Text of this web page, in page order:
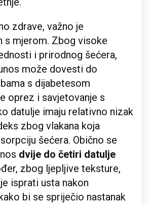
zdrave, važno je
s mjerom. Zbog visoke
i prirodnog šećera,
može dovesti do
s dijabetesom
oprez i savjetovanje s
datulje imaju relativno nizak
zbog vlakana koja
šećera. Obično se
dvije do četiri datulje
zbog ljepljive teksture,
isprati usta nakon
bi se spriječio nastanak